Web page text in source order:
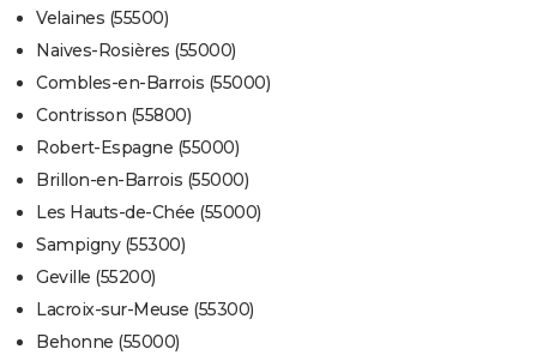
Velaines (55500)
Naives-Rosières (55000)
Combles-en-Barrois (55000)
Contrisson (55800)
Robert-Espagne (55000)
Brillon-en-Barrois (55000)
Les Hauts-de-Chée (55000)
Sampigny (55300)
Geville (55200)
Lacroix-sur-Meuse (55300)
Behonne (55000)